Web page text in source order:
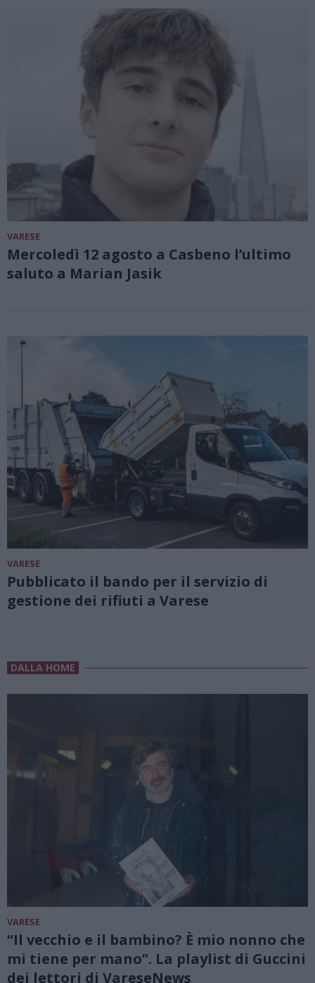
VARESE
Mercoledì 12 agosto a Casbeno l’ultimo
saluto a Marian Jasik
VARESE
Pubblicato il bando per il servizio di
gestione dei rifiuti a Varese
DALLA HOME
VARESE
“Il vecchio e il bambino? È mio nonno che
mi tiene per mano”. La playlist di Guccini
dei lettori di VareseNews